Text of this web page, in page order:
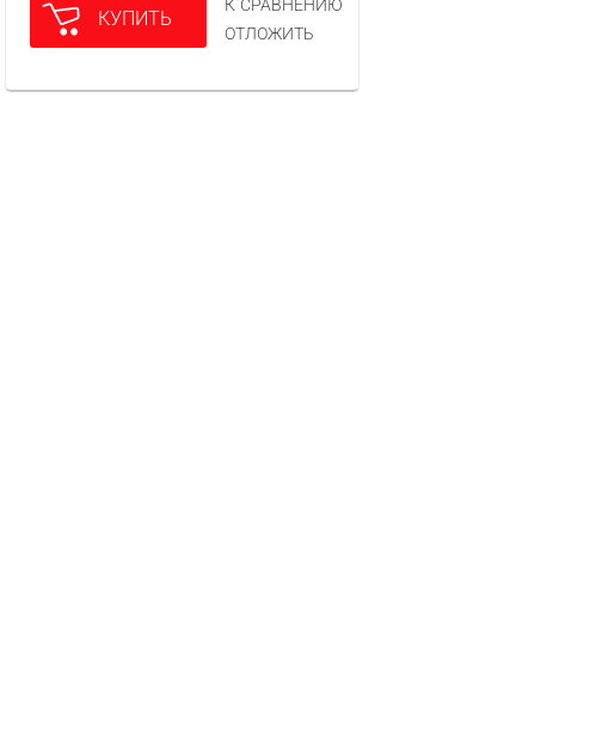
КУПИТЬ
К СРАВНЕНИЮ
ОТЛОЖИТЬ